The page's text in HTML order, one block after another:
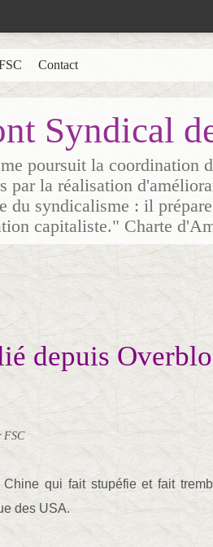
Syndical
poursuit la coordination
par la réalisation
du syndicalisme : il
capitaliste." Charte
Contact
depuis
FSC
qui fait stupéfie et fait
des USA.